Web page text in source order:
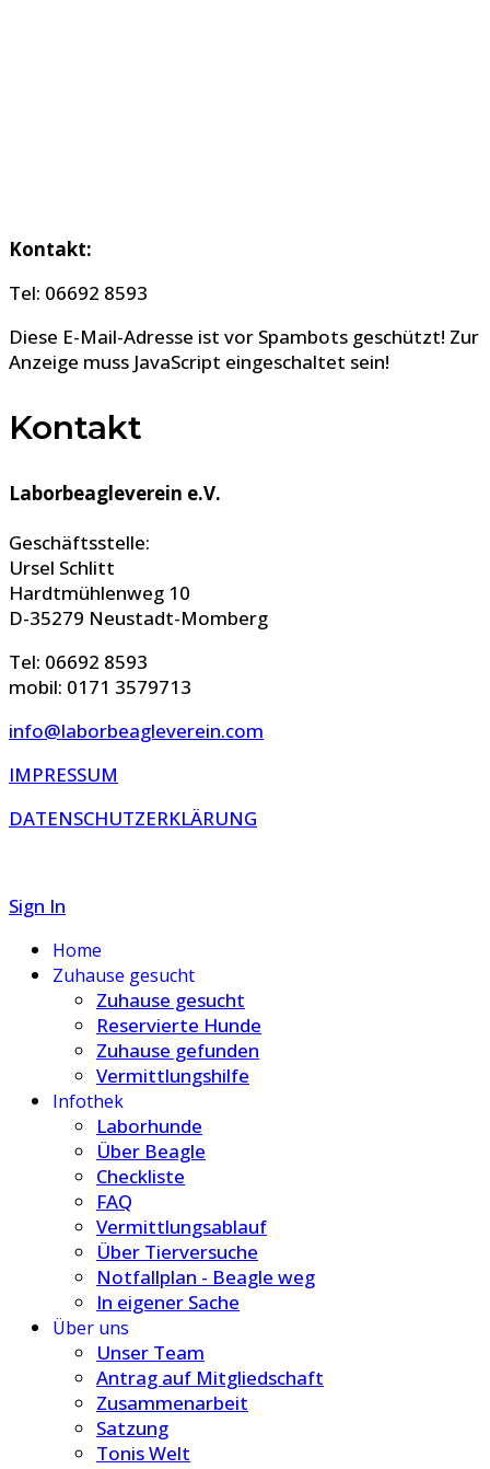
Kontakt:
Tel: 06692 8593
Diese E-Mail-Adresse ist vor Spambots geschützt! Zur
Anzeige muss JavaScript eingeschaltet sein!
Kontakt
Laborbeagleverein e.V.
Geschäftsstelle:
Ursel Schlitt
Hardtmühlenweg 10
D-35279 Neustadt-Momberg
Tel: 06692 8593
mobil: 0171 3579713
info@laborbeagleverein.com
IMPRESSUM
DATENSCHUTZERKLÄRUNG
Sign In
Home
Zuhause gesucht
Zuhause gesucht
Reservierte Hunde
Zuhause gefunden
Vermittlungshilfe
Infothek
Laborhunde
Über Beagle
Checkliste
FAQ
Vermittlungsablauf
Über Tierversuche
Notfallplan - Beagle weg
In eigener Sache
Über uns
Unser Team
Antrag auf Mitgliedschaft
Zusammenarbeit
Satzung
Tonis Welt